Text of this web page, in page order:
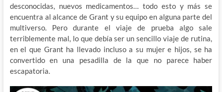
desconocidas, nuevos medicamentos… todo esto y más se
encuentra al alcance de Grant y su equipo en alguna parte del
multiverso. Pero durante el viaje de prueba algo sale
terriblemente mal, lo que debía ser un sencillo viaje de rutina,
en el que Grant ha llevado incluso a su mujer e hijos, se ha
convertido en una pesadilla de la que no parece haber
escapatoria.